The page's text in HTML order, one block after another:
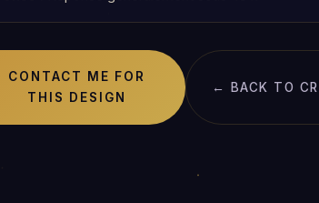
CONTACT ME FOR
THIS DESIGN
← BACK TO